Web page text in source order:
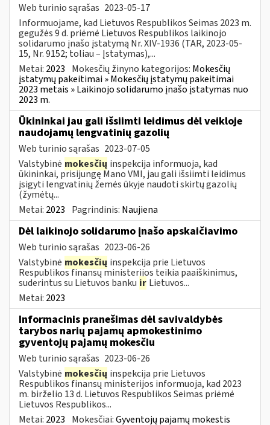
Web turinio sąrašas 2023-05-17
Informuojame, kad Lietuvos Respublikos Seimas 2023 m.
gegužės 9 d. priėmė Lietuvos Respublikos laikinojo
solidarumo įnašo įstatymą Nr. XIV-1936 (TAR, 2023-05-
15, Nr. 9152; toliau – Įstatymas),...
Metai: 2023 Mokesčių žinyno kategorijos: Mokesčių
įstatymų pakeitimai » Mokesčių įstatymų pakeitimai
2023 metais » Laikinojo solidarumo įnašo įstatymas nuo
2023 m.
Ūkininkai jau gali išsiimti leidimus dėl veikloje
naudojamų lengvatinių gazolių
Web turinio sąrašas 2023-07-05
Valstybinė mokesčių inspekcija informuoja, kad
ūkininkai, prisijungę Mano VMI, jau gali išsiimti leidimus
įsigyti lengvatinių žemės ūkyje naudoti skirtų gazolių
(žymėtų...
Metai: 2023 Pagrindinis: Naujiena
Dėl laikinojo solidarumo įnašo apskaičiavimo
Web turinio sąrašas 2023-06-26
Valstybinė mokesčių inspekcija prie Lietuvos
Respublikos finansų ministerijos teikia paaiškinimus,
suderintus su Lietuvos banku ir Lietuvos...
Metai: 2023
Informacinis pranešimas dėl savivaldybės
tarybos narių pajamų apmokestinimo
gyventojų pajamų mokesčiu
Web turinio sąrašas 2023-06-26
Valstybinė mokesčių inspekcija prie Lietuvos
Respublikos finansų ministerijos informuoja, kad 2023
m. birželio 13 d. Lietuvos Respublikos Seimas priėmė
Lietuvos Respublikos...
Metai: 2023 Mokesčiai:Gyventojų pajamų mokestis